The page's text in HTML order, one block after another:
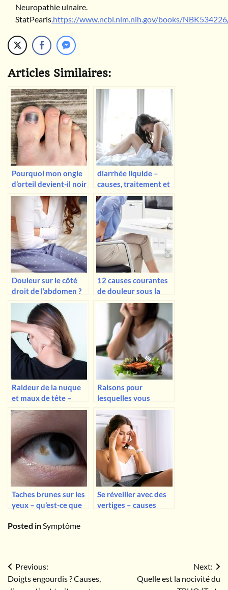
Neuropathie ulnaire.
StatPearls .https://www.ncbi.nlm.nih.gov/books/
Articles Similaires:
Pourquoi mon ongle
d’orteil devient-il noir
? Quelques causes
possibles…
diarrhée liquide –
causes, traitement et
complications
Douleur sur le côté
droit de l’abdomen ?
Qu’est-ce que cela
signifie ?
12 causes courantes
de douleur sous la
cage thoracique
Raideur de la nuque
et maux de tête –
causes possibles et
gravité des
symptômes
Raisons pour
lesquelles vous
pourriez avoir une
perte d’appétit et des
nausées
Taches brunes sur les
yeux – qu’est-ce que
s’inquiéter ?
Se réveiller avec des
vertiges – causes
Posted in Symptôme
Navigation
Previous:
Doigts engourdis ? Causes,
Next:
Quelle est la nocivité du